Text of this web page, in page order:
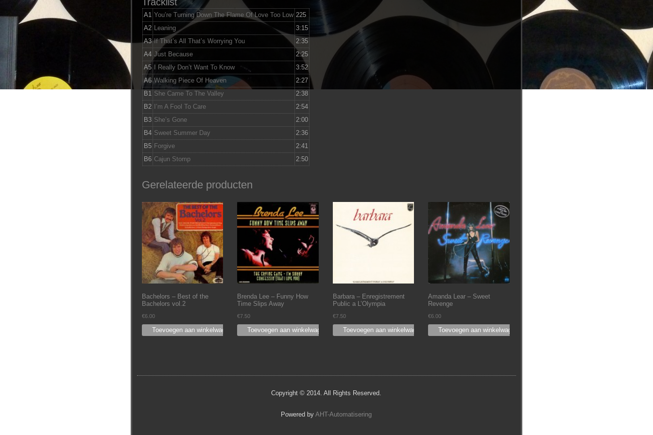
Tracklist
A1 You’re Turning Down The Flame Of Love Too Low 225
A2 Leaning
3:15
A3 If That’s All That’s Worrying You
2:35
A4 Just Because
2:25
A5
I Really Don’t Want To Know
3:52
A6 Walking Piece Of Heaven
2:27
B1 She Came To The Valley
2:38
B2
I’m A Fool To Care
2:54
B3 She’s Gone
2:00
B4 Sweet Summer Day
2:36
B5 Forgive
2:41
B6 Cajun Stomp 2:50
Gerelateerde producten
Bachelors – Best of the
Bachelors vol.2
€6.00
Toevoegen aan winkelwagen
Brenda Lee – Funny How
Time Slips Away
€7.50
Toevoegen aan winkelwagen
Barbara – Enregistrement
Public a L’Olympia
€7.50
Toevoegen aan winkelwagen
Amanda Lear – Sweet
Revenge
€6.00
Toevoegen aan winkelwagen
Copyright © 2014. All Rights Reserved.
Powered byAHT-Automatisering